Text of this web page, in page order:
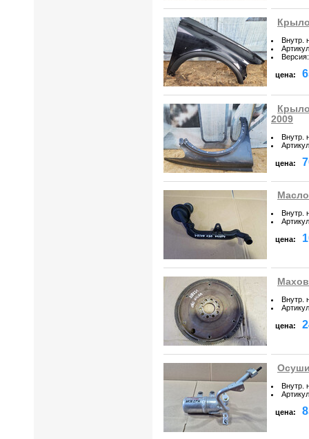
Внутр.
Артикул
Версия:
цена:
2009
Внутр.
Артикул
цена:
Внутр.
Артикул
цена:
Внутр.
Артикул
цена:
Внутр.
Артикул
цена: